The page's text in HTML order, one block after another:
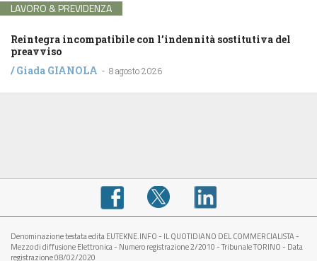
LAVORO & PREVIDENZA
Reintegra incompatibile con l’indennità sostitutiva del
preavviso
/Giada GIANOLA - 8 agosto 2026
Denominazione testata edita EUTEKNE.INFO - IL QUOTIDIANO DEL COMMERCIALISTA -
Mezzo di diffusione Elettronica - Numero registrazione 2/2010 - Tribunale TORINO - Data
registrazione 08/02/2020